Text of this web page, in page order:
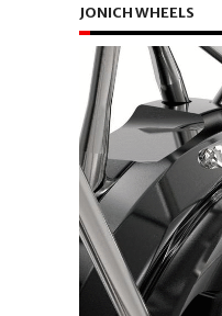
JONICH WHEELS